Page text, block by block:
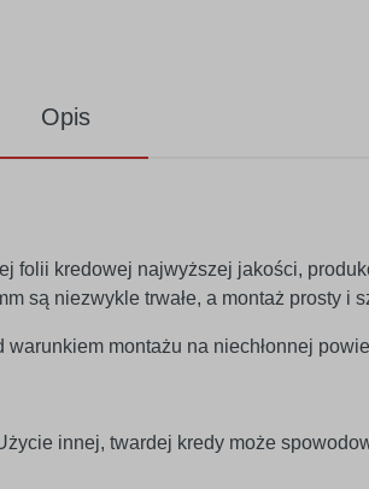
Opis
folii kredowej najwyższej jakości,
są niezwykle trwałe, a montaż prosty i
montażu na niechłonnej
innej, twardej kredy może